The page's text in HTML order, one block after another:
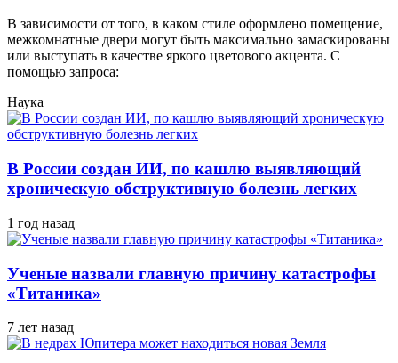
В зависимости от того, в каком стиле оформлено помещение,
межкомнатные двери могут быть максимально замаскированы
или выступать в качестве яркого цветового акцента. С
помощью запроса:
Наука
В России создан ИИ, по кашлю выявляющий
хроническую обструктивную болезнь легких
1 год назад
Ученые назвали главную причину катастрофы
«Титаника»
7 лет назад